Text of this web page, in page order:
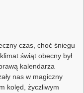
czas, choć śniegu
świąt obecny był
kalendarza
nas w magiczny
kolęd, życzliwym